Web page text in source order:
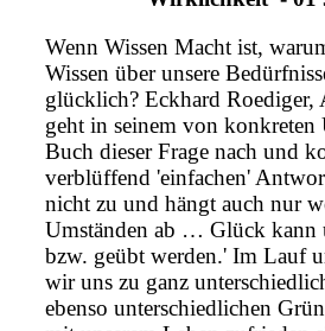
Wenn Wissen Macht ist,
Wissen über unsere
glücklich? Eckhard Roediger,
geht in seinem von konkreten
Buch dieser Frage nach und
verblüffend 'einfachen'
nicht zu und hängt auch nur
Umständen ab … Glück kann
bzw. geübt werden.' Im Lauf
wir uns zu ganz
ebenso unterschiedlichen